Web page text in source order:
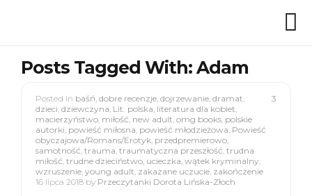
Posts Tagged With: Adam
3
Posted in baśń, dobre recenzje, dojrzewanie, dramat,
dzieci, dziewczyna, Lit. polska, literatura dla kobiet,
macierzyństwo, miłość, new adult, omg books, polskie
autorki, powieść miłosna, powieść młodzieżowa, Powieść
obyczajowa/Romans/Erotyk, przedpremierowo,
samotność, trauma, traumatyczna przeszłość, trudna
miłość, trudne dzieciństwo, ucieczka, wątek kryminalny,
wzruszenie, young adult, zakazane uczucie, zakończenie
16 lipca 2018 by Przeczytanki Dorota Lińska-Złoch